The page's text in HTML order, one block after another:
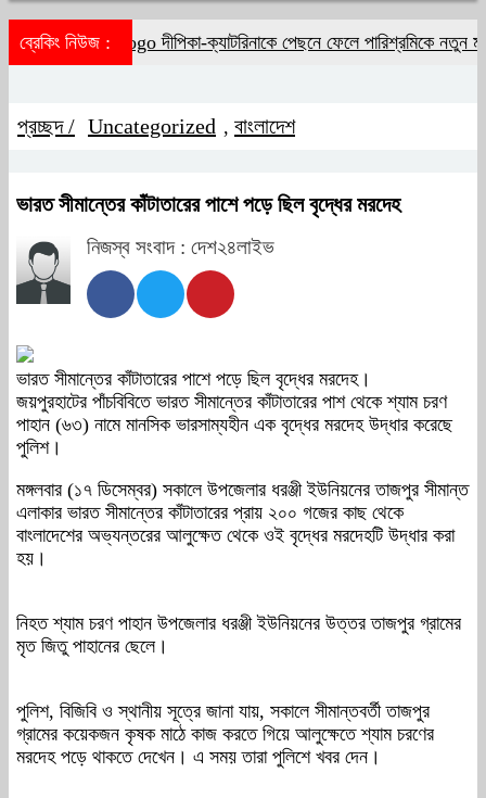
ব্রেকিং নিউজ : দীপিকা-ক্যাটরিনাকে পেছনে ফেলে পারিশ্রমিকে নতুন
প্রচ্ছদ / Uncategorized , বাংলাদেশ
ভারত সীমান্তের কাঁটাতারের পাশে পড়ে ছিল বৃদ্ধের মরদেহ
নিজস্ব সংবাদ : দেশ২৪লাইভ
ভারত সীমান্তের কাঁটাতারের পাশে পড়ে ছিল বৃদ্ধের মরদেহ।
জয়পুরহাটের পাঁচবিবিতে ভারত সীমান্তের কাঁটাতারের পাশ থেকে শ্যাম চরণ
পাহান (৬৩) নামে মানসিক ভারসাম্যহীন এক বৃদ্ধের মরদেহ উদ্ধার করেছে
পুলিশ।
মঙ্গলবার (১৭ ডিসেম্বর) সকালে উপজেলার ধরঞ্জী ইউনিয়নের তাজপুর সীমান্ত
এলাকার ভারত সীমান্তের কাঁটাতারের প্রায় ২০০ গজের কাছ থেকে
বাংলাদেশের অভ্যন্তরের আলুক্ষেত থেকে ওই বৃদ্ধের মরদেহটি উদ্ধার করা
হয়।
নিহত শ্যাম চরণ পাহান উপজেলার ধরঞ্জী ইউনিয়নের উত্তর তাজপুর গ্রামের
মৃত জিতু পাহানের ছেলে।
পুলিশ, বিজিবি ও স্থানীয় সূত্রে জানা যায়, সকালে সীমান্তবর্তী তাজপুর
গ্রামের কয়েকজন কৃষক মাঠে কাজ করতে গিয়ে আলুক্ষেতে শ্যাম চরণের
মরদেহ পড়ে থাকতে দেখেন। এ সময় তারা পুলিশে খবর দেন।